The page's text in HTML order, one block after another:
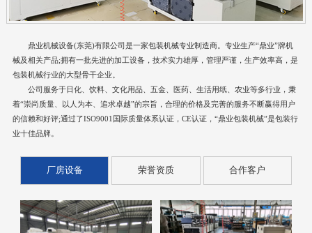
鼎业机械设备(东莞)有限公司是一家包装机械专业制造商。专业生产“鼎业”牌机
械及相关产品;拥有一批先进的加工设备，技术实力雄厚，管理严谨，生产效率高，是
包装机械行业的大型骨干企业。
公司服务于日化、饮料、文化用品、五金、医药、生活用纸、农业等多行业，秉
着“崇尚质量、以人为本、追求卓越”的宗旨，合理的价格及完善的服务不断赢得用户
的信赖和好评;通过了ISO9001国际质量体系认证，CE认证，“鼎业包装机械”是包装行
业十佳品牌。
厂房设备 荣誉资质 合作客户